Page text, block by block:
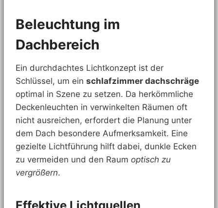
Beleuchtung im
Dachbereich
Ein durchdachtes Lichtkonzept ist der
Schlüssel, um ein schlafzimmer dachschräge
optimal in Szene zu setzen. Da herkömmliche
Deckenleuchten in verwinkelten Räumen oft
nicht ausreichen, erfordert die Planung unter
dem Dach besondere Aufmerksamkeit. Eine
gezielte Lichtführung hilft dabei, dunkle Ecken
zu vermeiden und den Raum optisch zu
vergrößern.